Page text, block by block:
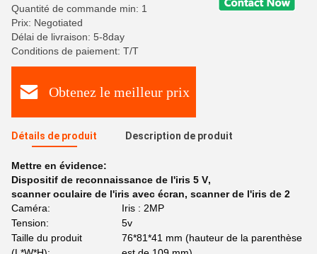
Quantité de commande min: 1
Prix: Negotiated
Délai de livraison: 5-8day
Conditions de paiement: T/T
Obtenez le meilleur prix
Détails de produit Description de produit
Mettre en évidence:
Dispositif de reconnaissance de l'iris 5 V,
scanner oculaire de l'iris avec écran, scanner de l'iris de 2
Caméra:
Iris : 2MP
Tension:
5v
Taille du produit
76*81*41 mm (hauteur de la parenthèse